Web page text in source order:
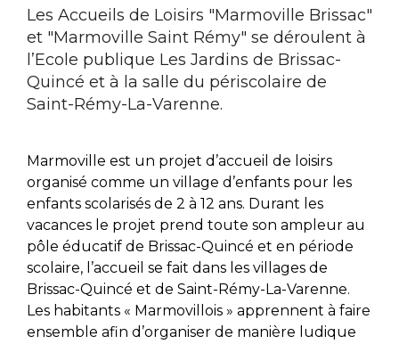
Les Accueils de Loisirs "Marmoville Brissac"
et "Marmoville Saint Rémy" se déroulent à
l’Ecole publique Les Jardins de Brissac-
Quincé et à la salle du périscolaire de
Saint-Rémy-La-Varenne.
Marmoville est un projet d’accueil de loisirs
organisé comme un village d’enfants pour les
enfants scolarisés de 2 à 12 ans. Durant les
vacances le projet prend toute son ampleur au
pôle éducatif de Brissac-Quincé et en période
scolaire, l’accueil se fait dans les villages de
Brissac-Quincé et de Saint-Rémy-La-Varenne.
Les habitants « Marmovillois » apprennent à faire
ensemble afin d’organiser de manière ludique